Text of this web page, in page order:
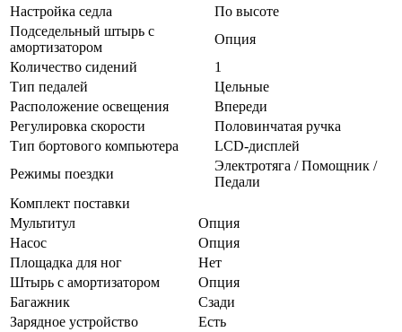
Настройка седла
По высоте
Подседельный штырь с
амортизатором
Опция
Количество сидений
1
Тип педалей
Цельные
Расположение освещения
Впереди
Регулировка скорости
Половинчатая ручка
Тип бортового компьютера
LCD-дисплей
Режимы поездки
Электротяга / Помощник /
Педали
Комплект поставки
Мультитул
Опция
Насос
Опция
Площадка для ног
Нет
Штырь с амортизатором
Опция
Багажник
Сзади
Зарядное устройство
Есть